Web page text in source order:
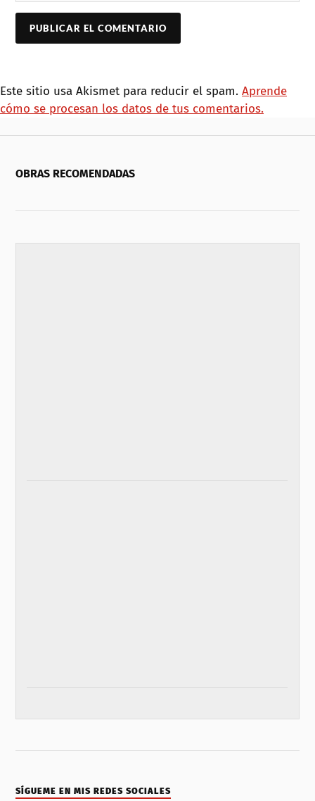
Este sitio usa Akismet para reducir el spam. Aprende
cómo se procesan los datos de tus comentarios.
OBRAS RECOMENDADAS
SÍGUEME EN MIS REDES SOCIALES